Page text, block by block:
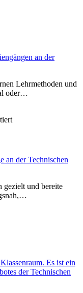
Lehrmethoden und
oder…
gezielt und bereite